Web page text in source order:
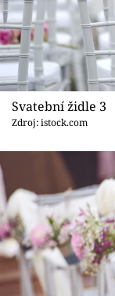
Svatební židle 3
Zdroj: istock.com